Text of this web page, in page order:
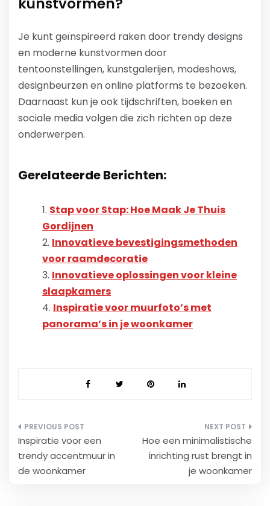
Je kunt geïnspireerd raken door trendy designs
en moderne kunstvormen door
tentoonstellingen, kunstgalerijen, modeshows,
designbeurzen en online platforms te bezoeken.
Daarnaast kun je ook tijdschriften, boeken en
sociale media volgen die zich richten op deze
onderwerpen.
Gerelateerde Berichten:
Stap voor Stap: Hoe Maak Je Thuis
Gordijnen
Innovatieve bevestigingsmethoden
voor raamdecoratie
Innovatieve oplossingen voor kleine
slaapkamers
Inspiratie voor muurfoto’s met
panorama’s in je woonkamer
Bericht
navigatie
Inspiratie voor een
trendy accentmuur in
de woonkamer
Hoe een minimalistische
inrichting rust brengt in
je woonkamer